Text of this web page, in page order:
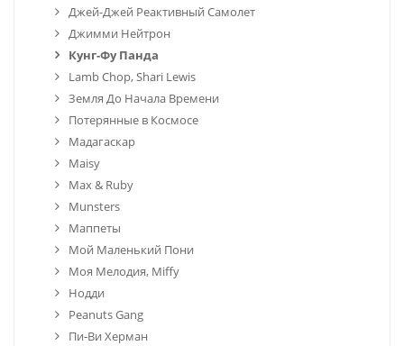
Джей-Джей Реактивный Самолет
Джимми Нейтрон
Кунг-Фу Панда
Lamb Chop, Shari Lewis
Земля До Начала Времени
Потерянные в Космосе
Мадагаскар
Maisy
Max & Ruby
Munsters
Маппеты
Мой Маленький Пони
Моя Мелодия, Miffy
Нодди
Peanuts Gang
Пи-Ви Херман